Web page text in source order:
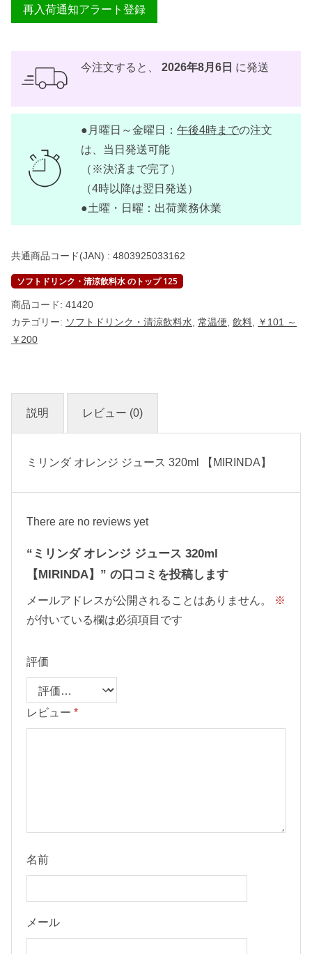
再入荷通知アラート登録
今注文すると、 2026年8月6日 に発送
●月曜日～金曜日： 午後4時までの注文
は、当日発送可能
（※決済まで完了）
（4時以降は翌日発送）
●土曜・日曜：出荷業務休業
共通商品コード(JAN) : 4803925033162
ソフトドリンク・清涼飲料水 のトップ 125
商品コード: 41420
カテゴリー: ソフトドリンク・清涼飲料水 常温便 飲料
￥101 ～
￥200
説明 レビュー (0)
ミリンダ オレンジ ジュース 320ml 【MIRINDA】
There are no reviews yet
“ミリンダ オレンジ ジュース 320ml
【MIRINDA】” の口コミを投稿します
メールアドレスが公開されることはありません。
※
が付いている欄は必須項目です
評価
レビュー *
名前
メール